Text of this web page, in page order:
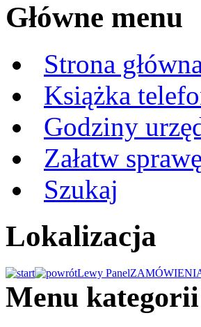
Główne menu
Strona
Książka
Godziny
Załatw sprawę
Szukaj
Lokalizacja
Lewy Panel
Menu kategorii